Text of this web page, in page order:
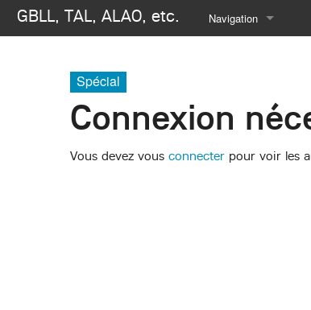
GBLL, TAL, ALAO, etc. Navigation
Spécial
Connexion
Vous devez vous connecter pour voir les